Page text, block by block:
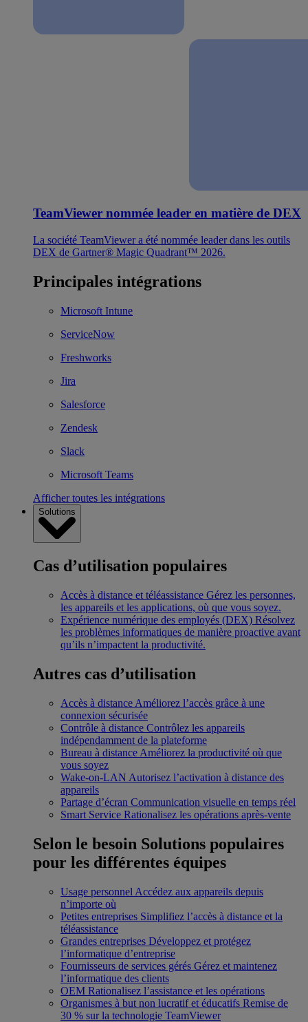
TeamViewer nommée leader en matière de DEX
La société TeamViewer a été nommée leader dans les outils
DEX de Gartner® Magic Quadrant™ 2026.
Principales intégrations
Microsoft Intune
ServiceNow
Freshworks
Jira
Salesforce
Zendesk
Slack
Microsoft Teams
Afficher toutes les intégrations
Solutions
Cas d’utilisation populaires
Accès à distance et téléassistance Gérez les personnes,
les appareils et les applications, où que vous soyez.
Expérience numérique des employés (DEX) Résolvez
les problèmes informatiques de manière proactive avant
qu’ils n’impactent la productivité.
Autres cas d’utilisation
Accès à distance Améliorez l’accès grâce à une
connexion sécurisée
Contrôle à distance Contrôlez les appareils
indépendamment de la plateforme
Bureau à distance Améliorez la productivité où que
vous soyez
Wake-on-LAN Autorisez l’activation à distance des
appareils
Partage d’écran Communication visuelle en temps réel
Smart Service Rationalisez les opérations après-vente
Selon le besoin Solutions populaires
pour les différentes équipes
Usage personnel Accédez aux appareils depuis
n’importe où
Petites entreprises Simplifiez l’accès à distance et la
téléassistance
Grandes entreprises Développez et protégez
l’informatique d’entreprise
Fournisseurs de services gérés Gérez et maintenez
l’informatique des clients
OEM Rationalisez l’assistance et les opérations
Organismes à but non lucratif et éducatifs Remise de
30 % sur la technologie TeamViewer